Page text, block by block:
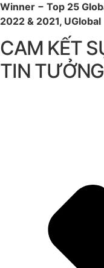
Winner − Top 25
2022 & 2021, UGlobal
CAM KẾT
TIN